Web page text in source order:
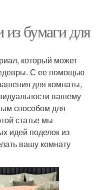
бумаги для
который может
С ее помощью
для комнаты,
вашему
способом для
статье мы
идей поделок из
вашу комнату